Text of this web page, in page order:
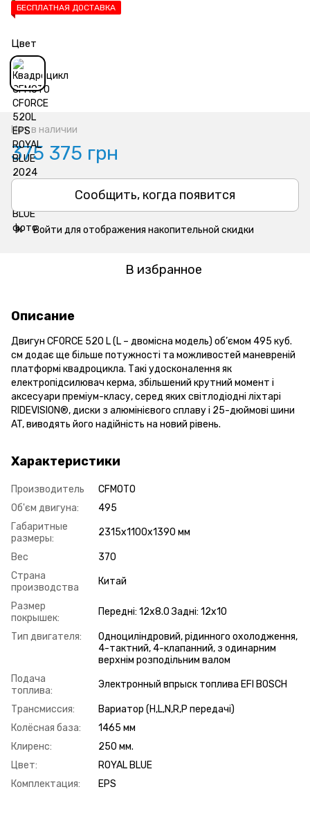
БЕСПЛАТНАЯ ДОСТАВКА
Цвет
Нет в наличии
375 375 грн
Сообщить, когда появится
% Войти для отображения накопительной скидки
В избранное
Описание
Двигун CFORCE 520 L (L – двомісна модель) об’ємом 495 куб.
см додає ще більше потужності та можливостей маневреній
платформі квадроцикла. Такі удосконалення як
електропідсилювач керма, збільшений крутний момент і
аксесуари преміум-класу, серед яких світлодіодні ліхтарі
RIDEVISION®, диски з алюмінієвого сплаву і 25-дюймові шини
AT, виводять його надійність на новий рівень.
Характеристики
Производитель
CFMOTO
Об'єм двигуна:
495
Габаритные
размеры:
2315x1100x1390 мм
Вес
370
Страна
производства
Китай
Размер
покрышек:
Передні: 12х8.0 Задні: 12х10
Тип двигателя:
Одноциліндровий, рідинного охолодження,
4-тактний, 4-клапанний, з одинарним
верхнім розподільним валом
Подача
топлива:
Электронный впрыск топлива EFI BOSCH
Трансмиссия:
Вариатор (H,L,N,R,P передачі)
Колёсная база:
1465 мм
Клиренс:
250 мм.
Цвет:
ROYAL BLUE
Комплектация:
EPS